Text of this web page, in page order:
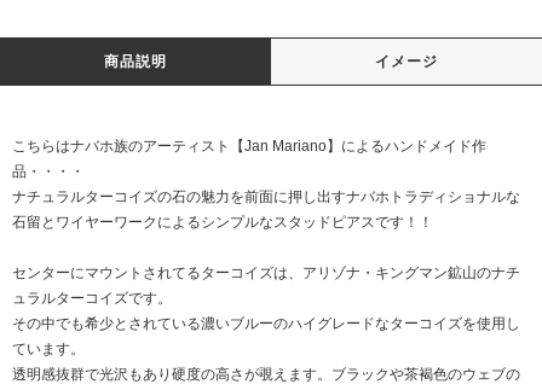
商品説明 イメージ
こちらはナバホ族のアーティスト【Jan Mariano】によるハンドメイド作
品・・・・
ナチュラルターコイズの石の魅力を前面に押し出すナバホトラディショナルな
石留とワイヤーワークによるシンプルなスタッドピアスです！！
センターにマウントされてるターコイズは、アリゾナ・キングマン鉱山のナチ
ュラルターコイズです。
その中でも希少とされている濃いブルーのハイグレードなターコイズを使用し
ています。
透明感抜群で光沢もあり硬度の高さが覗えます。ブラックや茶褐色のウェブの